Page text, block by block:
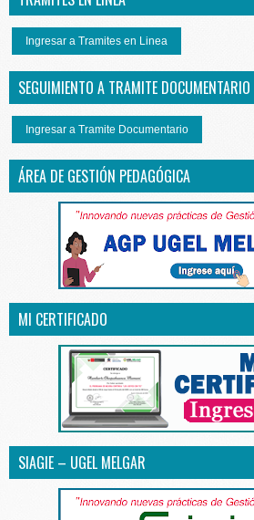
Ingresar a Tramites en Linea
SEGUIMIENTO A TRAMITE DOCUMENTARIO
Ingresar a Tramite Documentario
ÁREA DE GESTIÓN PEDAGÓGICA
MI CERTIFICADO
SIAGIE – UGEL MELGAR